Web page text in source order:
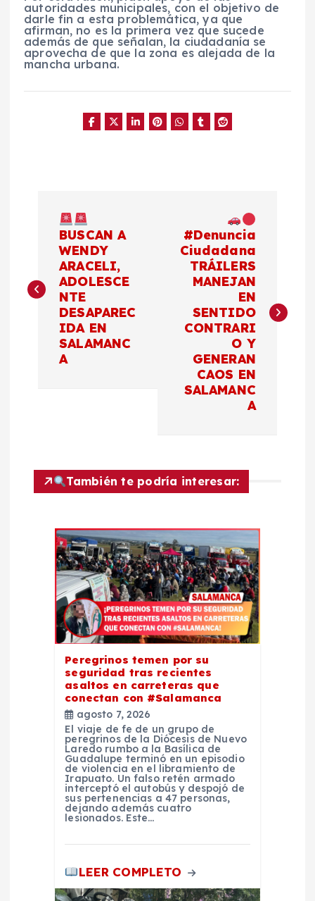
autoridades municipales, con el objetivo de
darle fin a esta problemática, ya que
afirman, no es la primera vez que sucede
además de que señalan, la ciudadanía se
aprovecha de que la zona es alejada de la
mancha urbana.
v
e
BUSCAN A
WENDY
ARACELI,
ADOLESCE
NTE
DESAPAREC
IDA EN
SALAMANC
A
#Denuncia
Ciudadana
TRÁILERS
MANEJAN
EN
SENTIDO
CONTRARI
O Y
GENERAN
CAOS EN
SALAMANC
A
También te podría interesar:
Peregrinos temen por su
seguridad tras recientes
asaltos en carreteras que
conectan con #Salamanca
agosto 7, 2026
El viaje de fe de un grupo de
peregrinos de la Diócesis de Nuevo
Laredo rumbo a la Basílica de
Guadalupe terminó en un episodio
de violencia en el libramiento de
Irapuato. Un falso retén armado
interceptó el autobús y despojó de
sus pertenencias a 47 personas,
dejando además cuatro
lesionados. Este…
LEER COMPLETO